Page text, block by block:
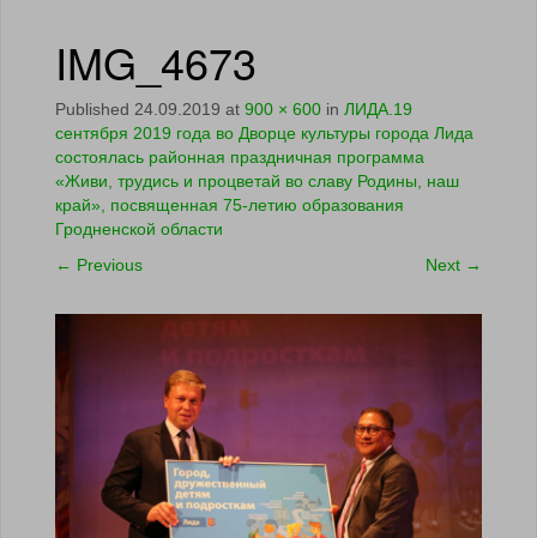
IMG_4673
Published 24.09.2019 at 900 × 600 in ЛИДА.19
сентября 2019 года во Дворце культуры города Лида
состоялась районная праздничная программа
«Живи, трудись и процветай во славу Родины, наш
край», посвященная 75-летию образования
Гродненской области
← Previous Next →